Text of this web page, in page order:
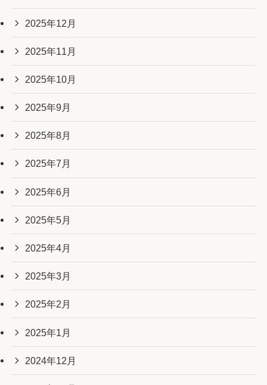
2025年12月
2025年11月
2025年10月
2025年9月
2025年8月
2025年7月
2025年6月
2025年5月
2025年4月
2025年3月
2025年2月
2025年1月
2024年12月